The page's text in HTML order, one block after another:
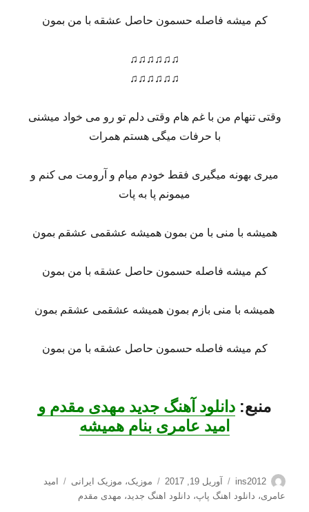
کم میشه فاصله حسمون حاصل عشقه با من بمون
♫♫♫♫♫♫
♫♫♫♫♫♫
وقتی تنهام من با غم هام وقتی دلم تو رو می خواد میشنی
با حرفات میگی هستم همرات
میری بهونه میگیری فقط خودم میام و آرومت می کنم و
میمونم پا به پات
همیشه با منی با من بمون همیشه عشقمی عشقم بمون
کم میشه فاصله حسمون حاصل عشقه با من بمون
همیشه با منی بازم بمون همیشه عشقمی عشقم بمون
کم میشه فاصله حسمون حاصل عشقه با من بمون
منبع: دانلود آهنگ جدید مهدی مقدم و
امید عامری بنام همیشه
نویسنده
ins2012
ارسال
شده
آوریل 19, 2017 دسته‌ها
موزیک، موزیک ایرانی برچسب‌ها
امید
عامری، دانلود اهنگ پاپ، دانلود اهنگ جدید، مهدی مقدم